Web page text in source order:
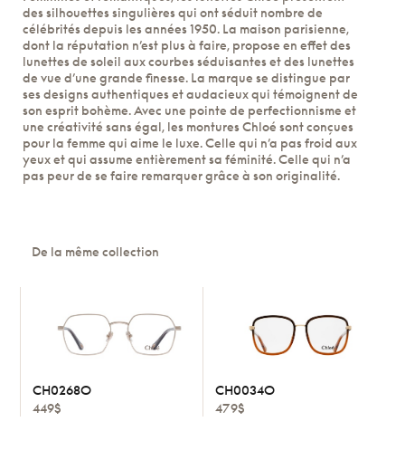
des silhouettes singulières qui ont séduit nombre de
célébrités depuis les années 1950. La maison parisienne,
dont la réputation n’est plus à faire, propose en effet des
lunettes de soleil aux courbes séduisantes et des lunettes
de vue d’une grande finesse. La marque se distingue par
ses designs authentiques et audacieux qui témoignent de
son esprit bohème. Avec une pointe de perfectionnisme et
une créativité sans égal, les montures Chloé sont conçues
pour la femme qui aime le luxe. Celle qui n’a pas froid aux
yeux et qui assume entièrement sa féminité. Celle qui n’a
pas peur de se faire remarquer grâce à son originalité.
De la même collection
CH0268O
449$
CH0034O
479$